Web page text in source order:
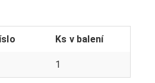
Ks v balení
1